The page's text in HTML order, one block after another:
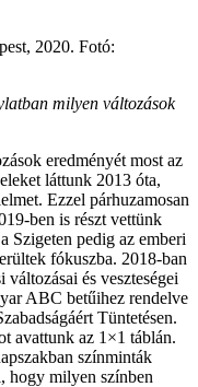
2020. Fotó:
milyen változások
eredményét most az
láttunk 2013 óta,
Ezzel párhuzamosan
ben is részt vettünk
Szigeten pedig az emberi
fókuszba. 2018-ban
és veszteségei
ABC betűihez rendelve
Tüntetésen.
avattunk az 1×1 táblán.
színminták
hogy milyen színben